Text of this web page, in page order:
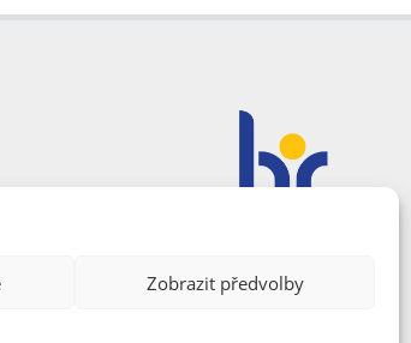
Zobrazit předvolby